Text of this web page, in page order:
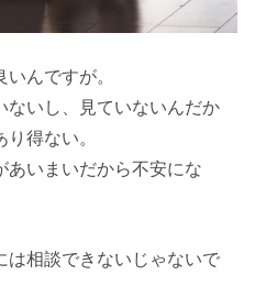
んですが。
ないし、見ていないんだか
得ない。
あいまいだから不安にな
は相談できないじゃないで